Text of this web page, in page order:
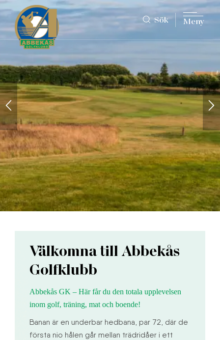
Sök Meny
Välkomna till Abbekås
Golfklubb
Abbekås GK – Här får du den totala upplevelsen
inom golf, träning, mat och boende!
Banan är en underbar hedbana, par 72, där de
första nio hålen går mellan trädridåer i ett